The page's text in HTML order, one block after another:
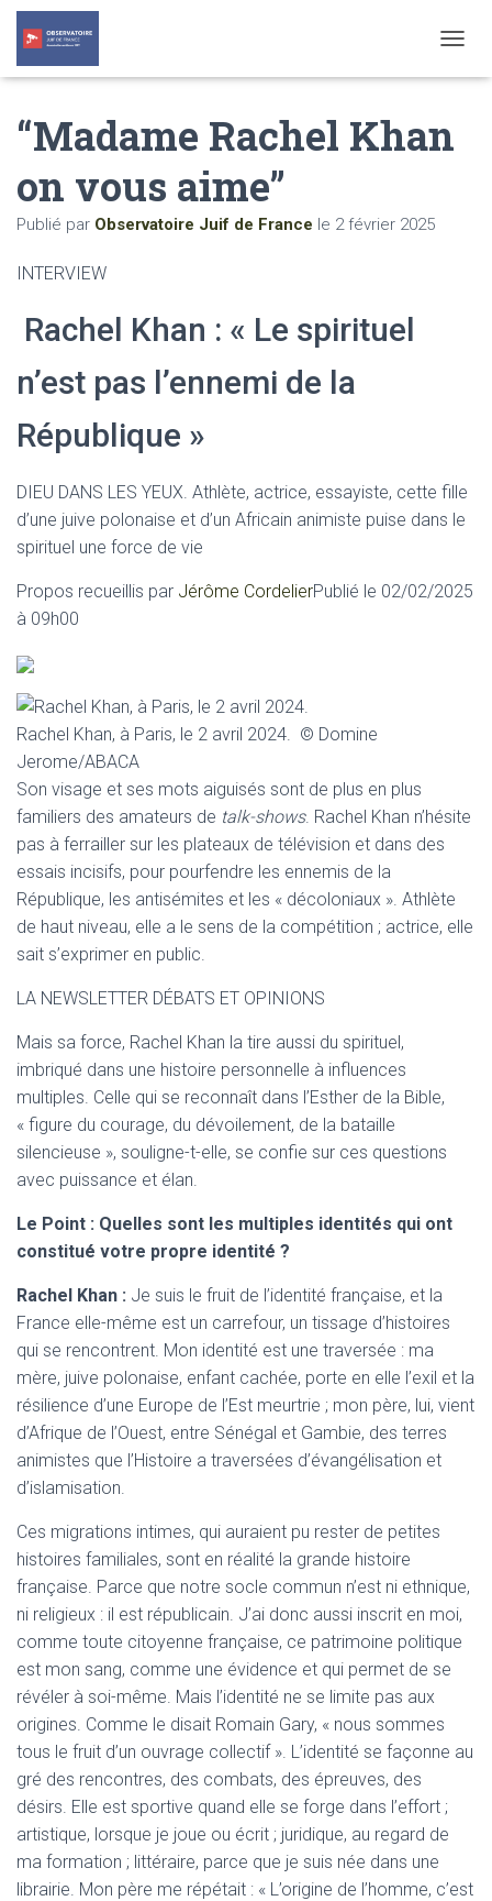
O
“Madame Rachel Khan
on vous aime”
Publié par Observatoire Juif de France le 2 février 2025
INTERVIEW
Rachel Khan : « Le spirituel
n’est pas l’ennemi de la
République »
DIEU DANS LES YEUX. Athlète, actrice, essayiste, cette fille
d’une juive polonaise et d’un Africain animiste puise dans le
spirituel une force de vie
Propos recueillis par Jérôme CordelierPublié le 02/02/2025
à 09h00
Rachel Khan, à Paris, le 2 avril 2024. © Domine
Jerome/ABACA
Son visage et ses mots aiguisés sont de plus en plus
familiers des amateurs de talk-shows. Rachel Khan n’hésite
pas à ferrailler sur les plateaux de télévision et dans des
essais incisifs, pour pourfendre les ennemis de la
République, les antisémites et les « décoloniaux ». Athlète
de haut niveau, elle a le sens de la compétition ; actrice, elle
sait s’exprimer en public.
LA NEWSLETTER DÉBATS ET OPINIONS
Mais sa force, Rachel Khan la tire aussi du spirituel,
imbriqué dans une histoire personnelle à influences
multiples. Celle qui se reconnaît dans l’Esther de la Bible,
« figure du courage, du dévoilement, de la bataille
silencieuse », souligne-t-elle, se confie sur ces questions
avec puissance et élan.
Le Point : Quelles sont les multiples identités qui ont
constitué votre propre identité ?
Rachel Khan : Je suis le fruit de l’identité française, et la
France elle-même est un carrefour, un tissage d’histoires
qui se rencontrent. Mon identité est une traversée : ma
mère, juive polonaise, enfant cachée, porte en elle l’exil et la
résilience d’une Europe de l’Est meurtrie ; mon père, lui, vient
d’Afrique de l’Ouest, entre Sénégal et Gambie, des terres
animistes que l’Histoire a traversées d’évangélisation et
d’islamisation.
Ces migrations intimes, qui auraient pu rester de petites
histoires familiales, sont en réalité la grande histoire
française. Parce que notre socle commun n’est ni ethnique,
ni religieux : il est républicain. J’ai donc aussi inscrit en moi,
comme toute citoyenne française, ce patrimoine politique
est mon sang, comme une évidence et qui permet de se
révéler à soi-même. Mais l’identité ne se limite pas aux
origines. Comme le disait Romain Gary, « nous sommes
tous le fruit d’un ouvrage collectif ». L’identité se façonne au
gré des rencontres, des combats, des épreuves, des
désirs. Elle est sportive quand elle se forge dans l’effort ;
artistique, lorsque je joue ou écrit ; juridique, au regard de
ma formation ; littéraire, parce que je suis née dans une
librairie. Mon père me répétait : « L’origine de l’homme, c’est